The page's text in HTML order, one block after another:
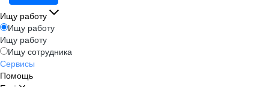
Ищу работу
Ищу работу
Ищу работу
Ищу сотрудника
Сервисы
Помощь